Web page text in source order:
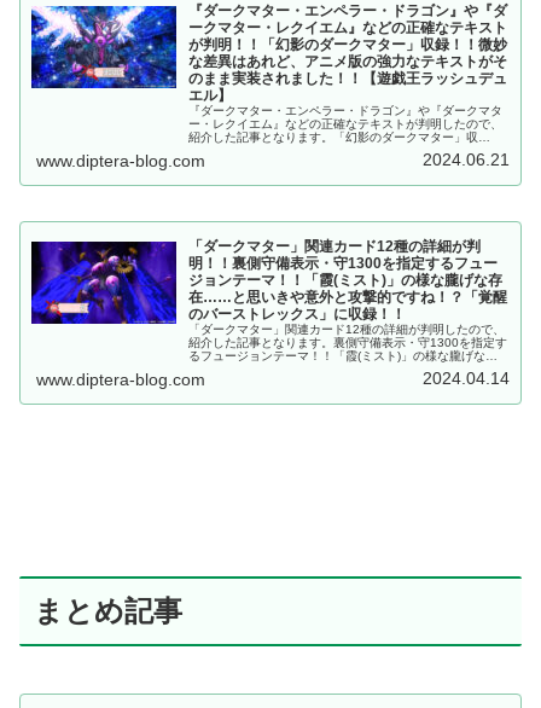
『ダークマター・エンペラー・ドラゴン』や『ダ
ークマター・レクイエム』などの正確なテキスト
が判明！！「幻影のダークマター」収録！！微妙
な差異はあれど、アニメ版の強力なテキストがそ
のまま実装されました！！【遊戯王ラッシュデュ
エル】
『ダークマター・エンペラー・ドラゴン』や『ダークマタ
ー・レクイエム』などの正確なテキストが判明したので、
紹介した記事となります。「幻影のダークマター」収
そのまま実装されました！！【遊戯王ラッシュデュエル】
www.diptera-blog.com 2024.06.21
「ダークマター」関連カード12種の詳細が判
明！！裏側守備表示・守1300を指定するフュー
ジョンテーマ！！「霞(ミスト)」の様な朧げな存
在……と思いきや意外と攻撃的ですね！？「覚醒
のバーストレックス」に収録！！
「ダークマター」関連カード12種の詳細が判明したので、
紹介した記事となります。裏側守備表示・守1300を指定す
るフュージョンテーマ！！「霞(ミスト)」の様な朧げな存
トレックス」に収録！！
www.diptera-blog.com 2024.04.14
まとめ記事